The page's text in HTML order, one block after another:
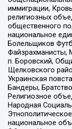
иммиграции,
религиозных
общественного
национальное
Болельщиков
Файзрахманисты,
п. Боровский,
Щелковского
Украинская
Бандеры,
Религиозное
Народная
национальное